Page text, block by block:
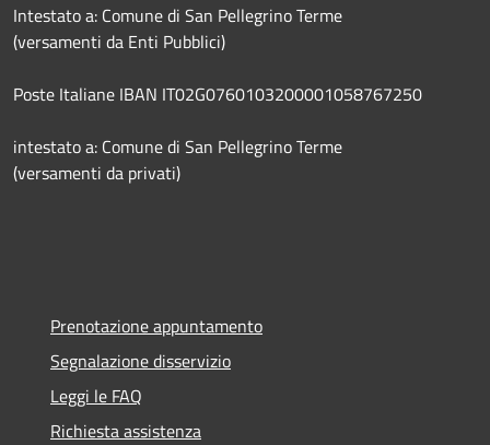
Intestato a: Comune di San Pellegrino Terme
(versamenti da Enti Pubblici)
Poste Italiane IBAN IT02G0760103200001058767250
intestato a: Comune di San Pellegrino Terme
(versamenti da privati)
Prenotazione appuntamento
Segnalazione disservizio
Leggi le FAQ
Richiesta assistenza